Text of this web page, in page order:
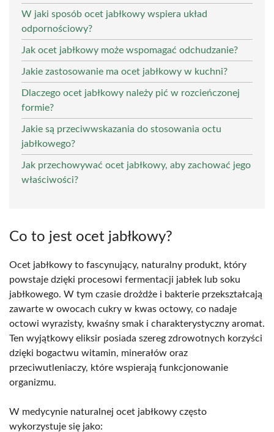
W jaki sposób ocet jabłkowy wspiera układ
odpornościowy?
Jak ocet jabłkowy może wspomagać odchudzanie?
Jakie zastosowanie ma ocet jabłkowy w kuchni?
Dlaczego ocet jabłkowy należy pić w rozcieńczonej
formie?
Jakie są przeciwwskazania do stosowania octu
jabłkowego?
Jak przechowywać ocet jabłkowy, aby zachować jego
właściwości?
Co to jest ocet jabłkowy?
Ocet jabłkowy to fascynujący, naturalny produkt, który
powstaje dzięki procesowi fermentacji jabłek lub soku
jabłkowego. W tym czasie drożdże i bakterie przekształcają
zawarte w owocach cukry w kwas octowy, co nadaje
octowi wyrazisty, kwaśny smak i charakterystyczny aromat.
Ten wyjątkowy eliksir posiada szereg zdrowotnych korzyści
dzięki bogactwu witamin, minerałów oraz
przeciwutleniaczy, które wspierają funkcjonowanie
organizmu.
W medycynie naturalnej ocet jabłkowy często
wykorzystuje się jako: